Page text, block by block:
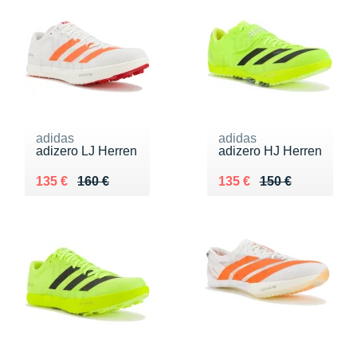
adidas
adizero LJ Herren
160 €
Au lieu de 160 €
135 €
Vendu 135 €
adidas
adizero HJ Herren
150 €
Au lieu de 150 €
135 €
Vendu 135 €